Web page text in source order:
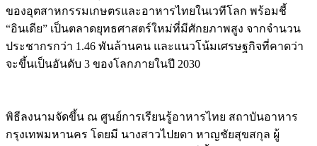
ของอุตสาหกรรมเกษตรและอาหารไทยในเวทีโลก พร้อมชี้
“อินเดีย” เป็นตลาดยุทธศาสตร์ใหม่ที่มีศักยภาพสูง จากจำนวน
ประชากรกว่า 1.46 พันล้านคน และแนวโน้มเศรษฐกิจที่คาดว่า
จะขึ้นเป็นอันดับ 3 ของโลกภายในปี 2030
พิธีลงนามจัดขึ้น ณ ศูนย์การเรียนรู้อาหารไทย สถาบันอาหาร
กรุงเทพมหานคร โดยมี นางสาวไปยดา หาญชัยสุขสกุล ผู้